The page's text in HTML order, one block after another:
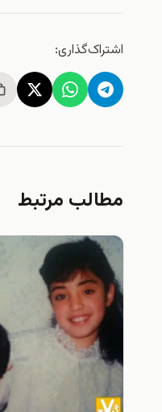
اشتراک‌گذاری:
مطالب مرتبط